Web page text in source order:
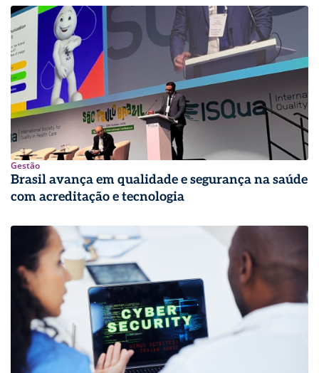
Gestão
Brasil avança em qualidade e segurança na saúde
com acreditação e tecnologia